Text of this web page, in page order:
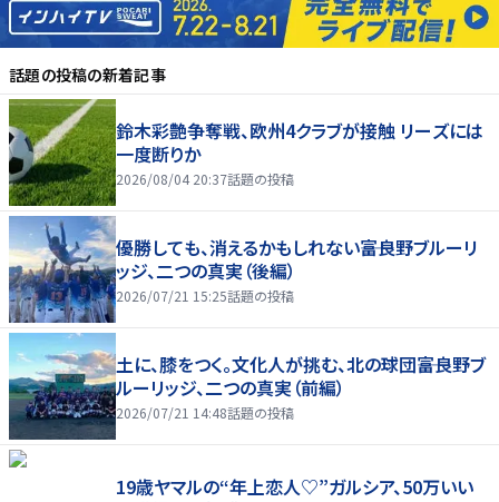
話題の投稿の新着記事
鈴木彩艶争奪戦、欧州4クラブが接触 リーズには
一度断りか
2026/08/04 20:37話題の投稿
優勝しても、消えるかもしれない――富良野ブルーリ
ッジ、二つの真実（後編）
2026/07/21 15:25話題の投稿
土に、膝をつく。文化人が挑む、北の球団――富良野ブ
ルーリッジ、二つの真実（前編）
2026/07/21 14:48話題の投稿
19歳ヤマルの“年上恋人♡”ガルシア、50万いい